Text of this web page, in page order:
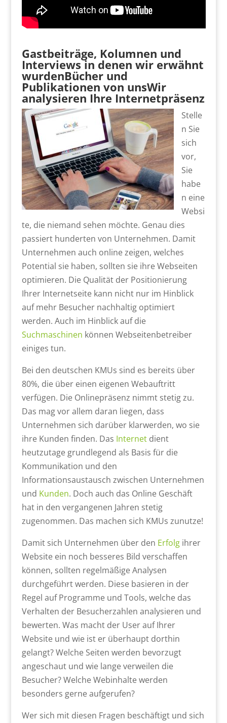
Gastbeiträge, Kolumnen und
Interviews in denen wir erwähnt
wurdenBücher und
Publikationen von unsWir
analysieren Ihre Internetpräsenz
Stelle
n Sie
sich
vor,
Sie
habe
n eine
Websi
te, die niemand sehen möchte. Genau dies
passiert hunderten von Unternehmen. Damit
Unternehmen auch online zeigen, welches
Potential sie haben, sollten sie ihre Webseiten
optimieren. Die Qualität der Positionierung
Ihrer Internetseite kann nicht nur im Hinblick
auf mehr Besucher nachhaltig optimiert
werden. Auch im Hinblick auf die
Suchmaschinen können Webseitenbetreiber
einiges tun.
Bei den deutschen KMUs sind es bereits über
80%, die über einen eigenen Webauftritt
verfügen. Die Onlinepräsenz nimmt stetig zu.
Das mag vor allem daran liegen, dass
Unternehmen sich darüber klarwerden, wo sie
ihre Kunden finden. Das Internetdient
heutzutage grundlegend als Basis für die
Kommunikation und den
Informationsaustausch zwischen Unternehmen
und Kunden. Doch auch das Online Geschäft
hat in den vergangenen Jahren stetig
zugenommen. Das machen sich KMUs zunutze!
Damit sich Unternehmen über den Erfolgihrer
Website ein noch besseres Bild verschaffen
können, sollten regelmäßige Analysen
durchgeführt werden. Diese basieren in der
Regel auf Programme und Tools, welche das
Verhalten der Besucherzahlen analysieren und
bewerten. Was macht der User auf Ihrer
Website und wie ist er überhaupt dorthin
gelangt? Welche Seiten werden bevorzugt
angeschaut und wie lange verweilen die
Besucher? Welche Webinhalte werden
besonders gerne aufgerufen?
Wer sich mit diesen Fragen beschäftigt und sich